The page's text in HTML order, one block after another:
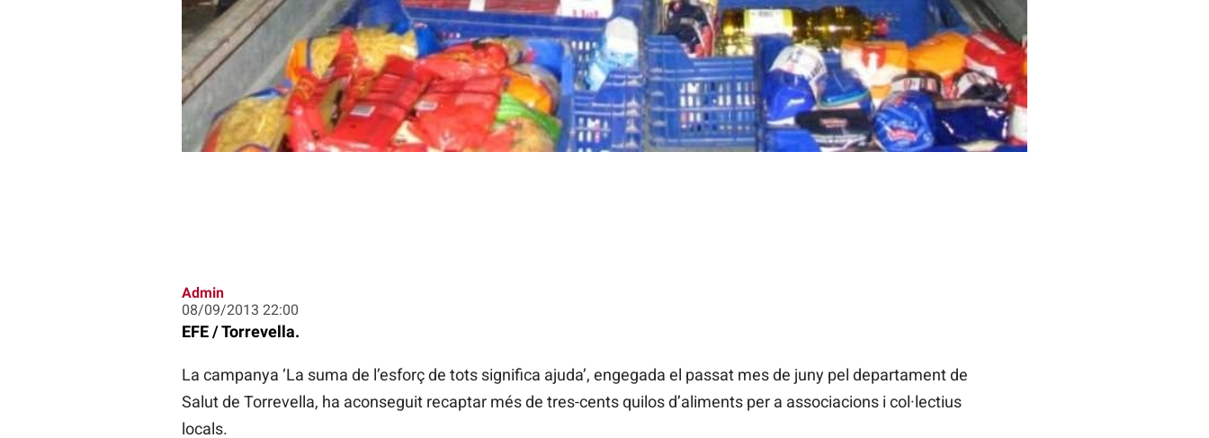
Admin
08/09/2013 22:00
EFE / Torrevella.
La campanya ‘La suma de l’esforç de tots significa ajuda’, engegada el passat mes de juny pel departament de
Salut de Torrevella, ha aconseguit recaptar més de tres-cents quilos d’aliments per a associacions i col·lectius
locals.